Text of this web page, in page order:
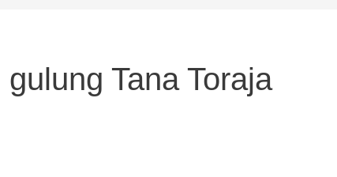
Tana Toraja